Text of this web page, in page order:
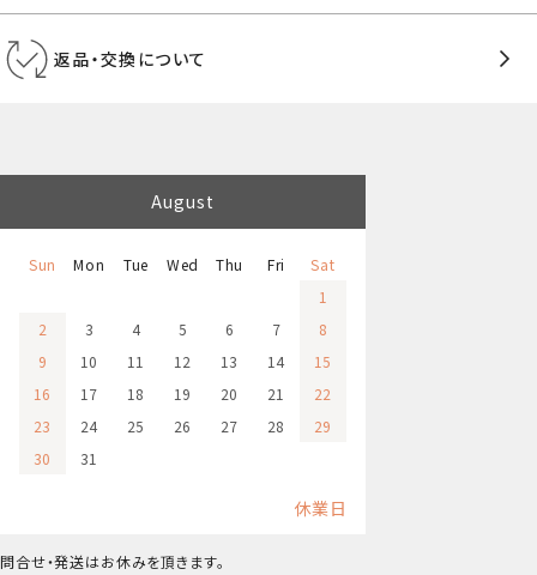
返品・交換について
August
Sun Mon Tue Wed Thu Fri
Sat
1
2
3 4 5 6 7
8
9
10 11 12 13 14
15
16
17 18 19 20 21
22
23
24 25 26 27 28
29
30
31
休業日
問合せ・発送はお休みを頂きます。